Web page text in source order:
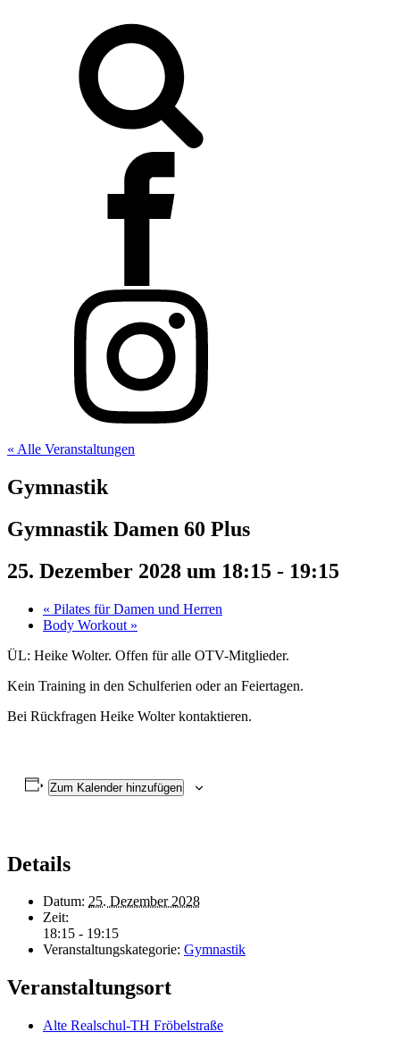
« Alle Veranstaltungen
Gymnastik
Gymnastik Damen 60 Plus
25. Dezember 2028 um 18:15 - 19:15
« Pilates für Damen und Herren
Body Workout »
ÜL: Heike Wolter. Offen für alle OTV-Mitglieder.
Kein Training in den Schulferien oder an Feiertagen.
Bei Rückfragen Heike Wolter kontaktieren.
Zum Kalender hinzufügen
Details
Datum: 25. Dezember 2028
Zeit:
18:15 - 19:15
Veranstaltungskategorie: Gymnastik
Veranstaltungsort
Alte Realschul-TH Fröbelstraße